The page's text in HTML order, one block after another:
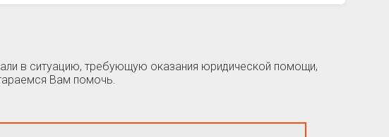
в ситуацию, требующую оказания юридической помощи,
Вам помочь.